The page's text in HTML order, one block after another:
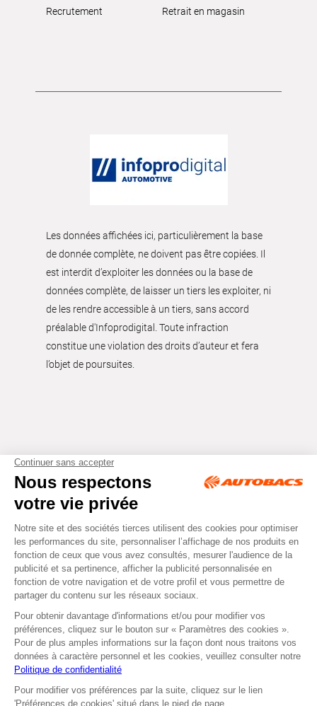
Recrutement
Retrait en magasin
Les données affichées ici, particulièrement la base
de donnée complète, ne doivent pas être copiées. Il
est interdit d’exploiter les données ou la base de
données complète, de laisser un tiers les exploiter, ni
de les rendre accessible à un tiers, sans accord
préalable d'Infoprodigital. Toute infraction
constitue une violation des droits d’auteur et fera
l’objet de poursuites.
Tous droits réservés © Autobacs
Mentions légales RGPD
Cookies CGV
Facebook Instagram